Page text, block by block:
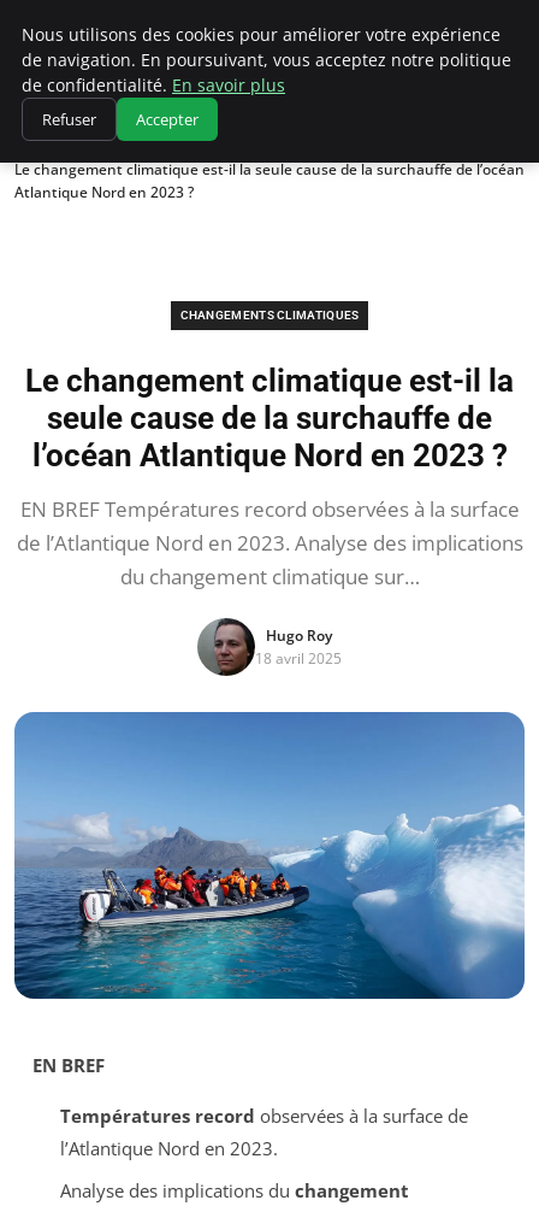
Climatedebtagents
Accueil
Changements climatiques
Le changement climatique est-il la seule cause de la surchauffe de l’océan
Atlantique Nord en 2023 ?
CHANGEMENTS CLIMATIQUES
Le changement climatique est-il la
seule cause de la surchauffe de
l’océan Atlantique Nord en 2023 ?
EN BREF Températures record observées à la surface
de l’Atlantique Nord en 2023. Analyse des implications
du changement climatique sur…
Hugo Roy
18 avril 2025
EN BREF
Températures record observées à la surface de
l’Atlantique Nord en 2023.
Analyse des implications du changement
Nous utilisons des cookies pour améliorer votre expérience
de navigation. En poursuivant, vous acceptez notre politique
de confidentialité. En savoir plus
Refuser Accepter